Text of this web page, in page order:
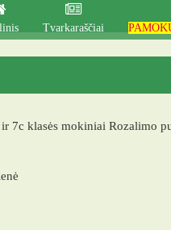
Tvarkaraščiai
7c klasės mokiniai Rozalimo